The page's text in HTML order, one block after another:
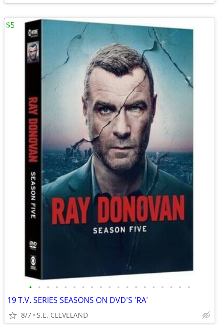
• • • • • • • • • • • • • • • • • • •
19 T.V. SERIES SEASONS ON DVD'S 'RA'
8/7 S.E. CLEVELAND
$5